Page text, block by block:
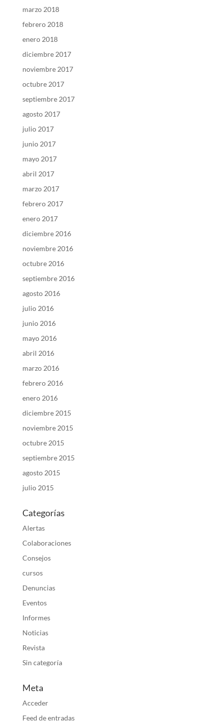
marzo 2018
febrero 2018
enero 2018
diciembre 2017
noviembre 2017
octubre 2017
septiembre 2017
agosto 2017
julio 2017
junio 2017
mayo 2017
abril 2017
marzo 2017
febrero 2017
enero 2017
diciembre 2016
noviembre 2016
octubre 2016
septiembre 2016
agosto 2016
julio 2016
junio 2016
mayo 2016
abril 2016
marzo 2016
febrero 2016
enero 2016
diciembre 2015
noviembre 2015
octubre 2015
septiembre 2015
agosto 2015
julio 2015
Categorías
Alertas
Colaboraciones
Consejos
cursos
Denuncias
Eventos
Informes
Noticias
Revista
Sin categoría
Meta
Acceder
Feed de entradas